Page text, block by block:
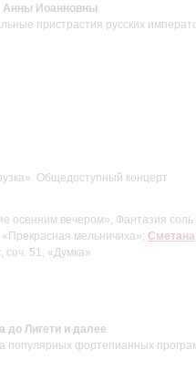
Анны Иоанновны
пристрастия русских
Общедоступный концерт
осенним вечером», Фантазия
мельничиха»; Сметана
соч. 51, «Думка»
до Лигети и далее
популярных фортепианных